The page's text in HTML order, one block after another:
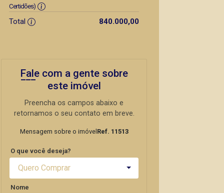
Certidões)
Total 840.000,00
Fale com a gente sobre
este imóvel
Preencha os campos abaixo e
retornamos o seu contato em breve.
Mensagem sobre o imóvel Ref. 11513
O que você deseja?
Quero Comprar
Nome